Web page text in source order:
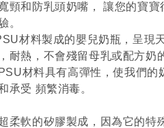
頸和防乳頭奶嘴， 讓您的寶寶
。
材料製成的嬰兒奶瓶，呈現
耐熱，不會殘留母乳或配方奶
材料具有高彈性，使我們的
承受 頻繁消毒。
柔軟的矽膠製成，因為它的特